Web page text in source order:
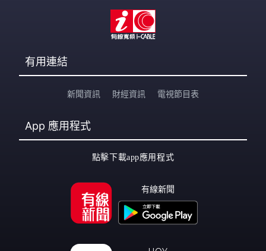
有用連結
新聞資訊 財經資訊 電視節目表
App 應用程式
點擊下載app應用程式
有線新聞